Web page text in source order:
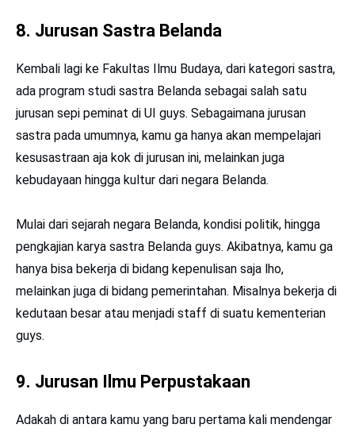
8. Jurusan Sastra Belanda
Kembali lagi ke Fakultas Ilmu Budaya, dari kategori sastra,
ada program studi sastra Belanda sebagai salah satu
jurusan sepi peminat di UI guys. Sebagaimana jurusan
sastra pada umumnya, kamu ga hanya akan mempelajari
kesusastraan aja kok di jurusan ini, melainkan juga
kebudayaan hingga kultur dari negara Belanda.
Mulai dari sejarah negara Belanda, kondisi politik, hingga
pengkajian karya sastra Belanda guys. Akibatnya, kamu ga
hanya bisa bekerja di bidang kepenulisan saja lho,
melainkan juga di bidang pemerintahan. Misalnya bekerja di
kedutaan besar atau menjadi staff di suatu kementerian
guys.
9. Jurusan Ilmu Perpustakaan
Adakah di antara kamu yang baru pertama kali mendengar